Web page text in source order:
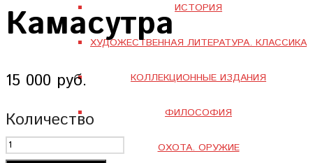
ИСТОРИЯ
ХУДОЖЕСТВЕННАЯ ЛИТЕРАТУРА. КЛАССИКА
КОЛЛЕКЦИОННЫЕ ИЗДАНИЯ
ФИЛОСОФИЯ
ОХОТА. ОРУЖИЕ
Камасутра
15 000 руб.
Количество